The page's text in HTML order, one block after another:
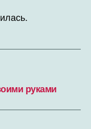
руками